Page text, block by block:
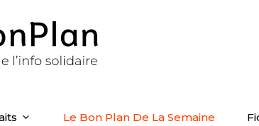
Le Bon Plan De La Semaine